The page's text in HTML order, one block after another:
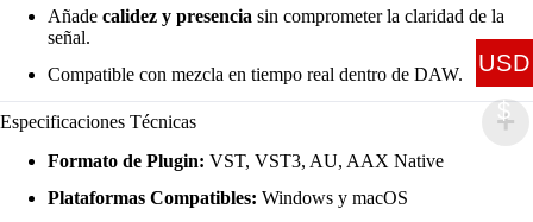
Añade calidez y presencia sin comprometer la claridad de la
señal.
Compatible con mezcla en tiempo real dentro de DAW.
Especificaciones Técnicas
Formato de Plugin: VST, VST3, AU, AAX Native
Plataformas Compatibles: Windows y macOS
USD
$